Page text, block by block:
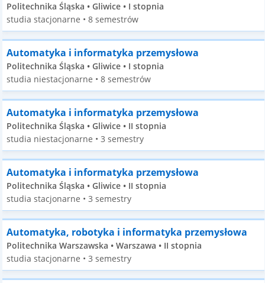
Politechnika Śląska • Gliwice • I stopnia
studia stacjonarne • 8 semestrów
Automatyka i informatyka przemysłowa
Politechnika Śląska • Gliwice • I stopnia
studia niestacjonarne • 8 semestrów
Automatyka i informatyka przemysłowa
Politechnika Śląska • Gliwice • II stopnia
studia niestacjonarne • 3 semestry
Automatyka i informatyka przemysłowa
Politechnika Śląska • Gliwice • II stopnia
studia stacjonarne • 3 semestry
Automatyka, robotyka i informatyka przemysłowa
Politechnika Warszawska • Warszawa • II stopnia
studia stacjonarne • 3 semestry